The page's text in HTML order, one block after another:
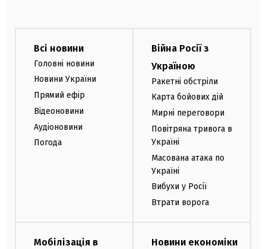
Всі новини
Головні новини
Новини України
Прямий ефір
Відеоновини
Аудіоновини
Погода
Війна Росії з
Україною
Ракетні обстріли
Карта бойових дій
Мирні переговори
Повітряна тривога в
Україні
Масована атака по
Україні
Вибухи у Росії
Втрати ворога
Мобілізація в
Новини економіки